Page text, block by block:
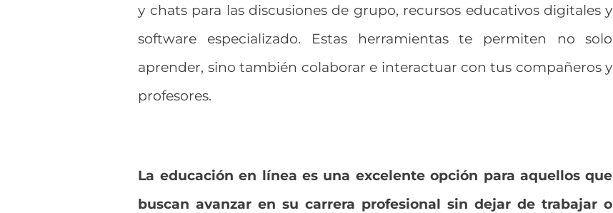
y chats para las discusiones de grupo, recursos educativos digitales y
software especializado. Estas herramientas te permiten no solo
aprender, sino también colaborar e interactuar con tus compañeros y
profesores.
La educación en línea es una excelente opción para aquellos que
buscan avanzar en su carrera profesional sin dejar de trabajar o